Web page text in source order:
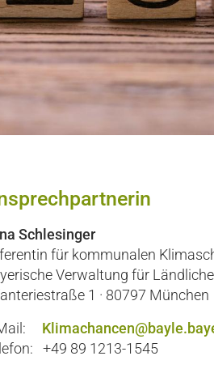
Schlesinger
für kommunalen
Verwaltung für
1 · 80797 München
+49 89 1213-1545